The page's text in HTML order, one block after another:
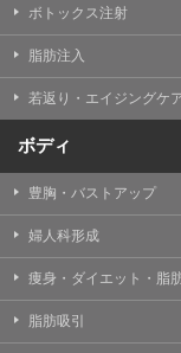
Cookieは、一般
の閲覧情報を記
TCBグループで
を分析し、パフ
提供するサービ
ることがありま
ジが正しく表示
ください。
TCBグループが
として患者様の
アクセスログは
る統計分析のた
ボトックス注射
脂肪注入
若返り・エイジングケ
ボディ
豊胸・バストアップ
婦人科形成
痩身・ダイエット・脂
脂肪吸引